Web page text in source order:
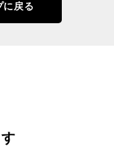
に戻る